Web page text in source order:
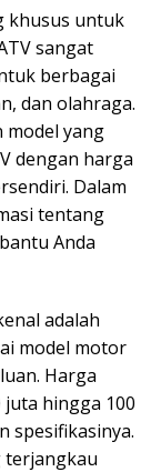
khusus untuk
sangat
berbagai
dan olahraga.
model yang
dengan harga
Dalam
tentang
Anda
adalah
model motor
Harga
hingga 100
spesifikasinya.
terjangkau